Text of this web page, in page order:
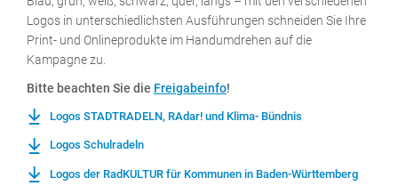
Logos in unterschiedlichsten Ausführungen schneiden Sie Ihre
Print- und Onlineprodukte im Handumdrehen auf die
Kampagne zu.
Bitte beachten Sie die Freigabeinfo!
Logos STADTRADELN, RAdar! und Klima- Bündnis
Logos Schulradeln
Logos der RadKULTUR für Kommunen in Baden-Württemberg